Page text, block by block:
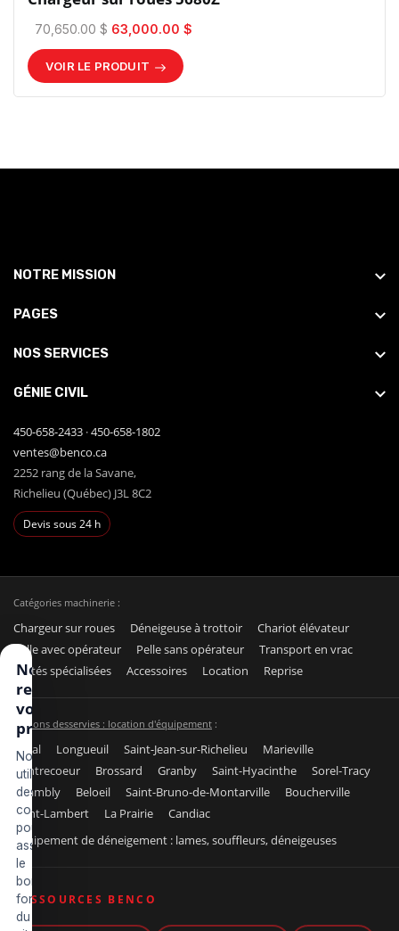
70,650.00 $ 63,000.00 $
VOIR LE PRODUIT
NOTRE MISSION
PAGES
NOS SERVICES
GÉNIE CIVIL
450-658-2433 ·450-658-1802
ventes@benco.ca
2252 rang de la Savane,
Richelieu (Québec) J3L 8C2
Devis sous 24 h
Catégories machinerie :
Chargeur sur roues Déneigeuse à trottoir
Chariot élévateur
Pelle avec opérateur
Pelle sans opérateur
Transport en vrac
Unités spécialisées
Accessoires Location Reprise
Régions desservies : location d'équipement :
Laval Longueuil Saint-Jean-sur-Richelieu
Marieville
Contrecoeur
Brossard Granby Saint-Hyacinthe
Sorel-Tracy
Chambly
Beloeil Saint-Bruno-de-Montarville
Boucherville
Saint-Lambert
La Prairie
Candiac
Équipement de déneigement : lames, souffleurs, déneigeuses
RESSOURCES BENCO
Nous
respectons
votre vie
privée
Nous
utilisons
des
cookies
pour
assurer
le
bon
fonctionnement
du